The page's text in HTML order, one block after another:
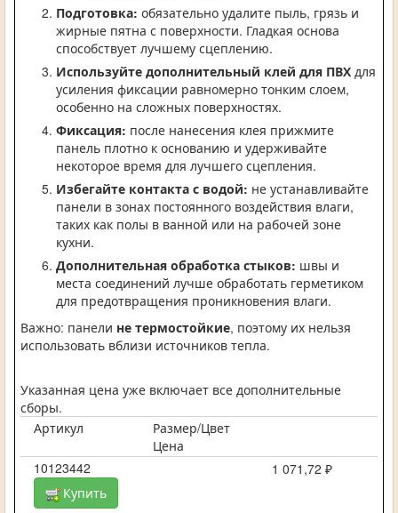
Подготовка: обязательно удалите пыль, грязь и
жирные пятна с поверхности. Гладкая основа
способствует лучшему сцеплению.
Используйте дополнительный клей для ПВХ для
усиления фиксации равномерно тонким слоем,
особенно на сложных поверхностях.
Фиксация: после нанесения клея прижмите
панель плотно к основанию и удерживайте
некоторое время для лучшего сцепления.
Избегайте контакта с водой: не устанавливайте
панели в зонах постоянного воздействия влаги,
таких как полы в ванной или на рабочей зоне
кухни.
Дополнительная обработка стыков: швы и
места соединений лучше обработать герметиком
для предотвращения проникновения влаги.
Важно: панели не термостойкие, поэтому их нельзя
использовать вблизи источников тепла.
Указанная цена уже включает все дополнительные
сборы.
Артикул
Размер/Цвет
Цена
10123442
1 071,72 ₽
Купить